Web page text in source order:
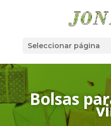
Seleccionar página
Bolsas